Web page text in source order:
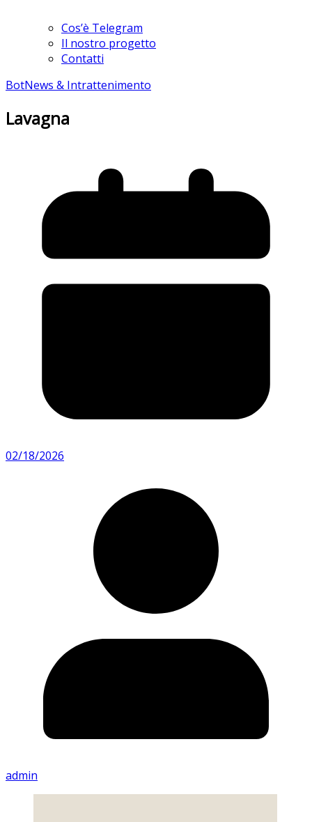
Cos’è Telegram
Il nostro progetto
Contatti
BotNews & Intrattenimento
Lavagna
02/18/2026
admin